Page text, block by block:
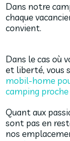
Dans notre
chaque
convient.
Dans le cas où
et liberté, vous
mobil-home
camping proche
Quant aux
sont pas en
nos